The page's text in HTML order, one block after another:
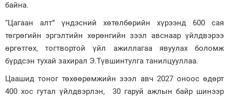
байна.
“Цагаан алт” үндэсний хөтөлбөрийн хүрээнд 600 сая
төгрөгийн эргэлтийн хөрөнгийн зээл авснаар үйлдвэрээ
өргөтгөх, тогтвортой үйл ажиллагаа явуулах боломж
бүрдсэн тухай захирал Э.Түвшинтулга танилцууллаа.
Цаашид тоног төхөөрөмжийн зээл авч 2027 оноос өдөрт
400 хос гутал үйлдвэрлэн, 30 гаруй ажлын байр шинээр